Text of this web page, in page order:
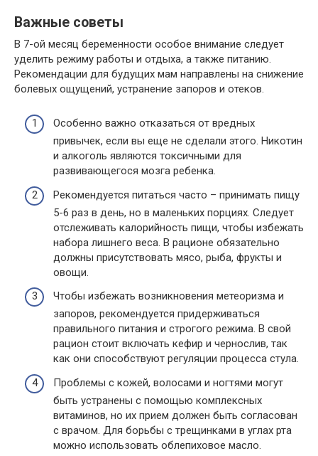
Важные советы
В 7-ой месяц беременности особое внимание следует
уделить режиму работы и отдыха, а также питанию.
Рекомендации для будущих мам направлены на снижение
болевых ощущений, устранение запоров и отеков.
Особенно важно отказаться от вредных
привычек, если вы еще не сделали этого. Никотин
и алкоголь являются токсичными для
развивающегося мозга ребенка.
Рекомендуется питаться часто – принимать пищу
5-6 раз в день, но в маленьких порциях. Следует
отслеживать калорийность пищи, чтобы избежать
набора лишнего веса. В рационе обязательно
должны присутствовать мясо, рыба, фрукты и
овощи.
Чтобы избежать возникновения метеоризма и
запоров, рекомендуется придерживаться
правильного питания и строгого режима. В свой
рацион стоит включать кефир и чернослив, так
как они способствуют регуляции процесса стула.
Проблемы с кожей, волосами и ногтями могут
быть устранены с помощью комплексных
витаминов, но их прием должен быть согласован
с врачом. Для борьбы с трещинками в углах рта
можно использовать облепиховое масло.